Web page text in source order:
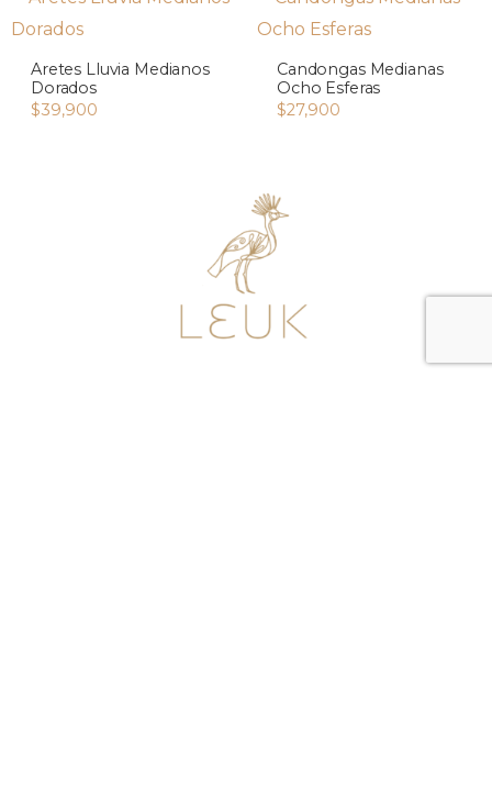
Aretes Lluvia Medianos
Dorados
$39,900
Candongas Medianas
Ocho Esferas
$27,900